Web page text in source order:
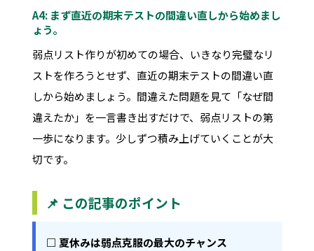
A4: まず直近の期末テストの間違い直しから始めまし
ょう。
弱点リスト作りが初めての場合、いきなり完璧なリ
ストを作ろうとせず、直近の期末テストの間違い直
しから始めましょう。間違えた問題を見て「なぜ間
違えたか」を一言書き出すだけで、弱点リストの第
一歩になります。少しずつ積み上げていくことが大
切です。
📌 この記事のポイント
□ 夏休みは弱点克服の最大のチャンス